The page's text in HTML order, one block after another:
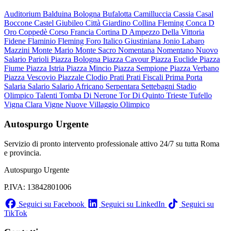
Auditorium Balduina Bologna Bufalotta Camilluccia Cassia Casal
Boccone Castel Giubileo Città Giardino Collina Fleming Conca D
Oro Coppedè Corso Francia Cortina D Ampezzo Della Vittoria
Fidene Flaminio Fleming Foro Italico Giustiniana Jonio Labaro
Mazzini Monte Mario Monte Sacro Nomentana Nomentano Nuovo
Salario Parioli Piazza Bologna Piazza CavourPiazza Euclide Piazza
Fiume Piazza Istria Piazza Mincio Piazza Sempione Piazza Verbano
Piazza Vescovio Piazzale Clodio Prati Prati Fiscali Prima Porta
Salaria Salario Salario Africano Serpentara Settebagni Stadio
Olimpico Talenti Tomba Di Nerone Tor Di Quinto Trieste Tufello
Vigna Clara Vigne Nuove Villaggio Olimpico
Autospurgo Urgente
Servizio di pronto intervento professionale attivo 24/7 su tutta Roma
e provincia.
Autospurgo Urgente
P.IVA: 13842801006
Seguici su Facebook
Seguici su LinkedIn
Seguici su
TikTok